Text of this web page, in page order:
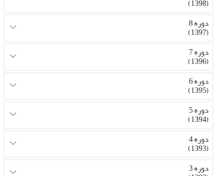
(1398)
دوره 8
(1397)
دوره 7
(1396)
دوره 6
(1395)
دوره 5
(1394)
دوره 4
(1393)
دوره 3